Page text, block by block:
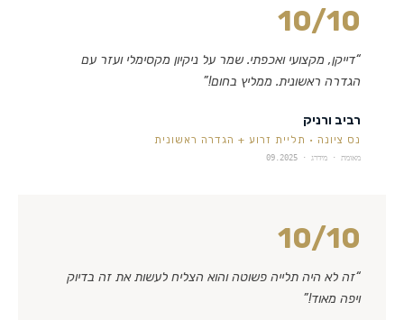
10/10
“דייקן, מקצועי ואכפתי. שמר על ניקיון מקסימלי ועזר עם
הגדרה ראשונית. ממליץ בחום!”
רביב ורניק
נס ציונה · תליית זרוע + הגדרה ראשונית
מאומת · מידרג · 09.2025
10/10
“זה לא היה תלייה פשוטה והוא הצליח לעשות את זה בדיוק
ויפה מאוד!”